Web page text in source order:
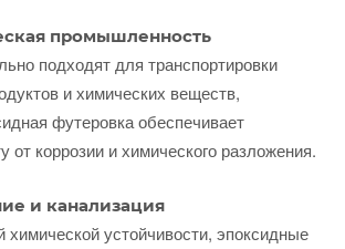
промышленность
подходят для транспортировки
и химических веществ,
футеровка обеспечивает
от коррозии и химического разложения.
и канализация
химической устойчивости, эпоксидные